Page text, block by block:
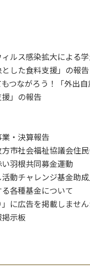
ルス感染拡大による
した食料支援」の報告
つながろう！「外出
」の報告
・決算報告
市社会福祉協議会住
羽根共同募金運動
動チャレンジ基金助
各種基金について
に広告を掲載しません
示板